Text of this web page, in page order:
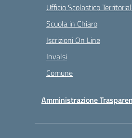
Ufficio Scolastico
Scuola in Chiaro
Iscrizioni On Line
Invalsi
Comune
Amministrazione